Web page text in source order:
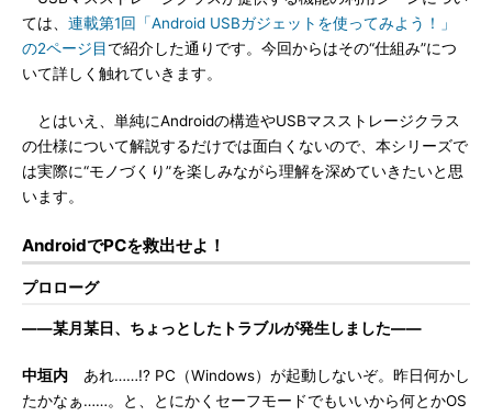
ては、 連載第1回「Android USBガジェットを使ってみよう！」
の2ページ目 で紹介した通りです。今回からはその“仕組み”につ
いて詳しく触れていきます。
とはいえ、単純にAndroidの構造やUSBマスストレージクラス
の仕様について解説するだけでは面白くないので、本シリーズで
は実際に“モノづくり”を楽しみながら理解を深めていきたいと思
います。
AndroidでPCを救出せよ！
プロローグ
――某月某日、ちょっとしたトラブルが発生しました――
中垣内 あれ……!? PC（Windows）が起動しないぞ。昨日何かし
たかなぁ……。と、とにかくセーフモードでもいいから何とかOS